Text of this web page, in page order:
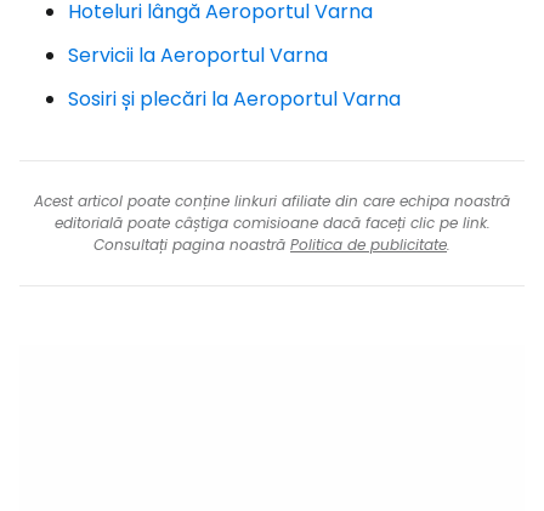
Hoteluri lângă Aeroportul Varna
Servicii la Aeroportul Varna
Sosiri și plecări la Aeroportul Varna
Acest articol poate conține linkuri afiliate din care echipa noastră
editorială poate câștiga comisioane dacă faceți clic pe link.
Consultați pagina noastră Politica de publicitate.